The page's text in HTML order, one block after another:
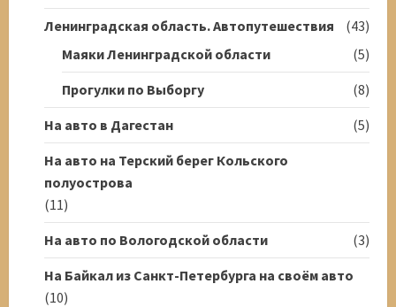
Ленинградская область. Автопутешествия
(43)
Маяки Ленинградской области
(5)
Прогулки по Выборгу
(8)
На авто в Дагестан
(5)
На авто на Терский берег Кольского
полуострова
(11)
На авто по Вологодской области
(3)
На Байкал из Санкт-Петербурга на своём авто
(10)